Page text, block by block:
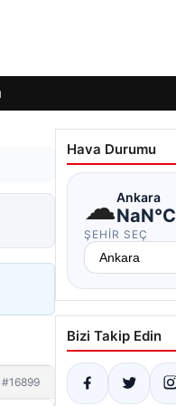
#16899
Hava Durumu
☁Ankara
NaN°C
ŞEHIR SEÇ
Bizi Takip Edin